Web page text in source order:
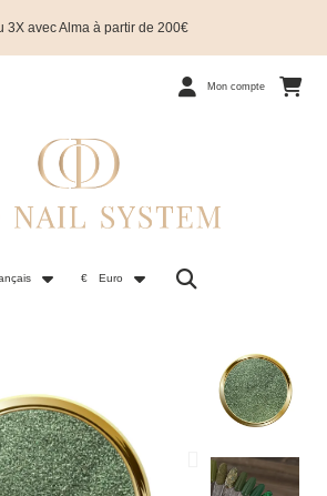
3X avec Alma à partir de 200€
Mon compte
€ Euro